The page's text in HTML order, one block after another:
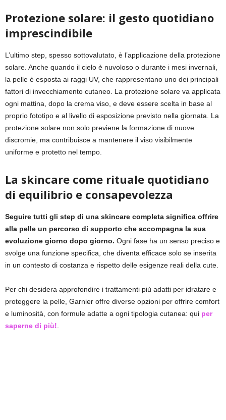
Protezione solare: il gesto quotidiano
imprescindibile
L’ultimo step, spesso sottovalutato, è l’applicazione della protezione
solare. Anche quando il cielo è nuvoloso o durante i mesi invernali,
la pelle è esposta ai raggi UV, che rappresentano uno dei principali
fattori di invecchiamento cutaneo. La protezione solare va applicata
ogni mattina, dopo la crema viso, e deve essere scelta in base al
proprio fototipo e al livello di esposizione previsto nella giornata. La
protezione solare non solo previene la formazione di nuove
discromie, ma contribuisce a mantenere il viso visibilmente
uniforme e protetto nel tempo.
La skincare come rituale quotidiano
di equilibrio e consapevolezza
Seguire tutti gli step di una skincare completa significa offrire
alla pelle un percorso di supporto che accompagna la sua
evoluzione giorno dopo giorno. Ogni fase ha un senso preciso e
svolge una funzione specifica, che diventa efficace solo se inserita
in un contesto di costanza e rispetto delle esigenze reali della cute.
Per chi desidera approfondire i trattamenti più adatti per idratare e
proteggere la pelle, Garnier offre diverse opzioni per offrire comfort
e luminosità, con formule adatte a ogni tipologia cutanea: qui per
saperne di più!